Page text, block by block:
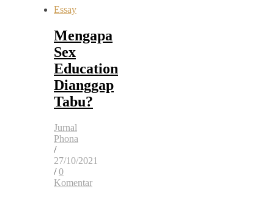
Essay
Mengapa
Sex
Education
Dianggap
Tabu?
Jurnal
Phona
/
27/10/2021
/ 0
Komentar